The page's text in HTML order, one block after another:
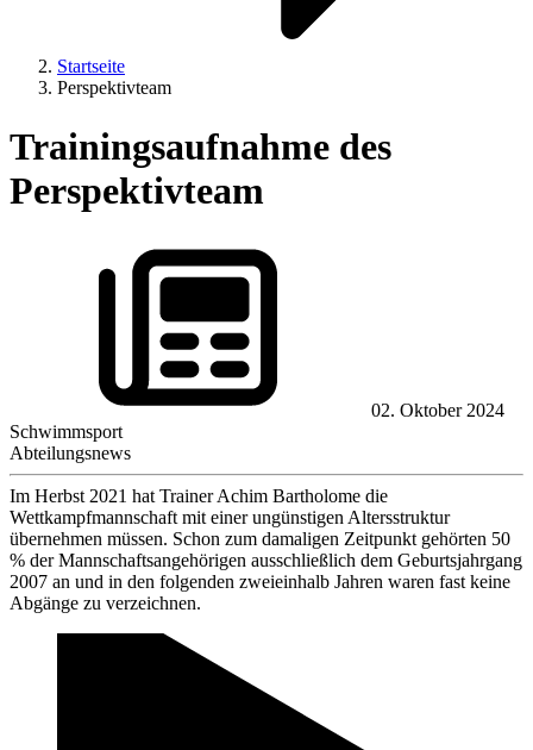
Startseite
Perspektivteam
Trainingsaufnahme des
Perspektivteam
02. Oktober 2024
Schwimmsport
Abteilungsnews
Im Herbst 2021 hat Trainer Achim Bartholome die
Wettkampfmannschaft mit einer ungünstigen Altersstruktur
übernehmen müssen. Schon zum damaligen Zeitpunkt gehörten 50
% der Mannschaftsangehörigen ausschließlich dem Geburtsjahrgang
2007 an und in den folgenden zweieinhalb Jahren waren fast keine
Abgänge zu verzeichnen.